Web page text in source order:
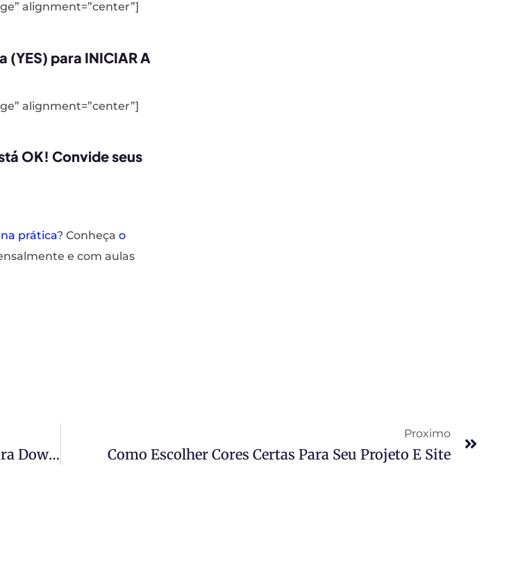
alignment=”center”]
para INICIAR A
alignment=”center”]
OK! Convide seus
prática? Conheça o
e com aulas
Ícones Para Download Gratuito – Lista De Site Para Download De Ícones
Proximo
Como Escolher Cores Certas Para Seu Projeto E Site